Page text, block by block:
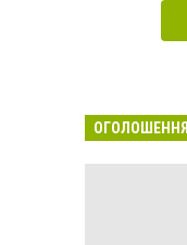
ОГОЛОШЕННЯ